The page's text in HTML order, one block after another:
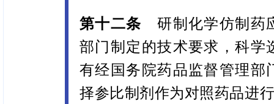
第十二条 研制化学仿制药
部门制定的技术要求，科学
有经国务院药品监督管理部
择参比制剂作为对照药品进